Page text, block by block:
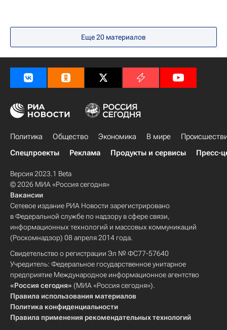
Еще 20 материалов
Политика Общество Экономика В мире
Спецпроекты
Реклама Продукты и сервисы Пресс-
Версия 2023.1 Beta
© 2026 МИА «Россия сегодня»
Вакансии
Сетевое издание РИА Новости зарегистрировано
в Федеральной службе по надзору в сфере связи,
информационных технологий и массовых коммуникаций
(Роскомнадзор) 08 апреля 2014 года.
Свидетельство о регистрации Эл № ФС77-57640
Учредитель: Федеральное государственное унитарное
предприятие Международное информационное агентство
«Россия сегодня» (МИА «Россия сегодня»).
Правила использования материалов
Политика конфиденциальности
Правила применения рекомендательных технологий